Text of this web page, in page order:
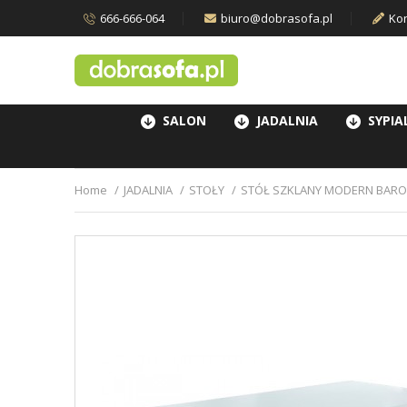
666-666-064 biuro@dobrasofa.pl
SALON JADALNIA
Home JADALNIA STOŁY STÓŁ SZKLANY MODERN